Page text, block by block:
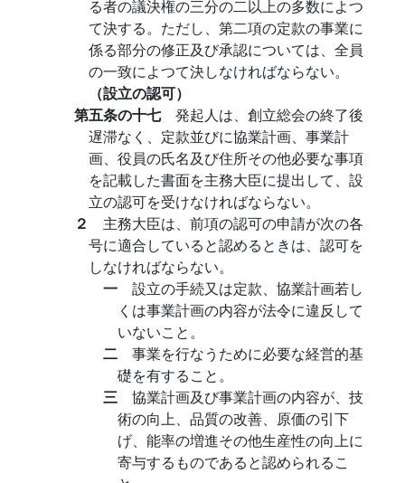
る者の議決権の三分の二以上の多数によつ
て決する。ただし、第二項の定款の事業に
係る部分の修正及び承認については、全員
の一致によつて決しなければならない。
（設立の認可）
第五条の十七 発起人は、創立総会の終了後
遅滞なく、定款並びに協業計画、事業計
画、役員の氏名及び住所その他必要な事項
を記載した書面を主務大臣に提出して、設
立の認可を受けなければならない。
２ 主務大臣は、前項の認可の申請が次の各
号に適合していると認めるときは、認可を
しなければならない。
一 設立の手続又は定款、協業計画若し
くは事業計画の内容が法令に違反して
いないこと。
二 事業を行なうために必要な経営的基
礎を有すること。
三 協業計画及び事業計画の内容が、技
術の向上、品質の改善、原価の引下
げ、能率の増進その他生産性の向上に
寄与するものであると認められるこ